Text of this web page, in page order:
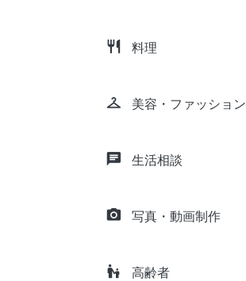
restaurant 料理
checkroom 美容・ファッション
chat 生活相談
camera_alt 写真・動画制作
escalator_warning 高齢者